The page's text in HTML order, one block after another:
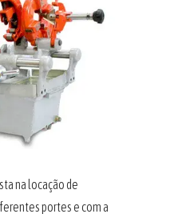
na locação de
portes e com a